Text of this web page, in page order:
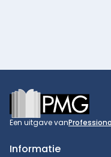
Footer
Een uitgave van
Informatie